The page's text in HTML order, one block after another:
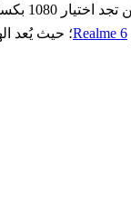
Realme 6؛ حيث يُعد